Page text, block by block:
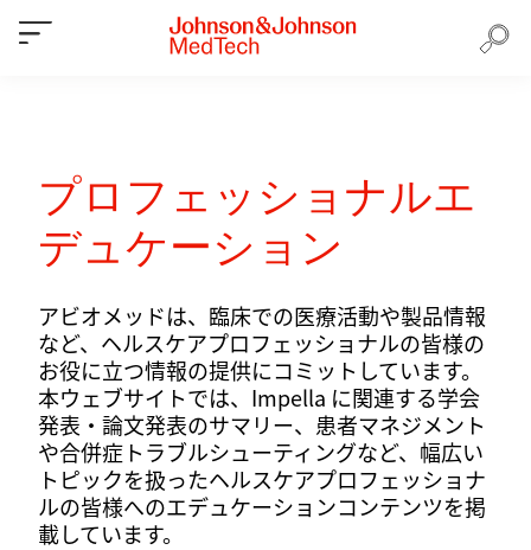
プロフェッショナルエ
デュケーション
アビオメッドは、臨床での医療活動や製品情報
など、ヘルスケアプロフェッショナルの皆様の
お役に立つ情報の提供にコミットしています。
本ウェブサイトでは、Impella に関連する学会
発表・論文発表のサマリー、患者マネジメント
や合併症トラブルシューティングなど、幅広い
トピックを扱ったヘルスケアプロフェッショナ
ルの皆様へのエデュケーションコンテンツを掲
載しています。